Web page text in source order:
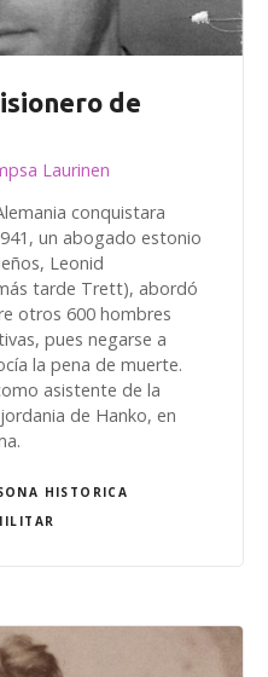
de
Laurinen
conquistara
un abogado estonio
Leonid
tarde Trett), abordó
otros 600 hombres
pues negarse a
la pena de muerte.
asistente de la
de Hanko, en
HISTORICA